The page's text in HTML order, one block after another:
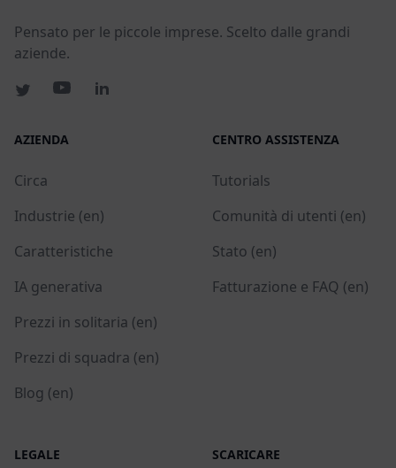
Pensato per le piccole imprese. Scelto dalle grandi
aziende.
AZIENDA
Circa
Industrie (en)
Caratteristiche
IA generativa
Prezzi in solitaria (en)
Prezzi di squadra (en)
Blog (en)
CENTRO ASSISTENZA
Tutorials
Comunità di utenti (en)
Stato (en)
Fatturazione e FAQ (en)
LEGALE SCARICARE